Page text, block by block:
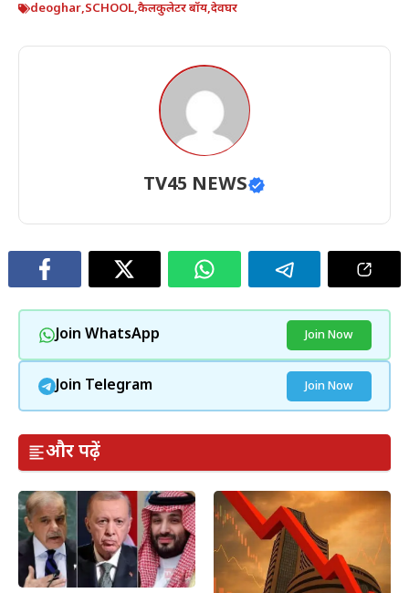
deoghar,SCHOOL,कैलकुलेटर बॉय,देवघर
TV45 NEWS
Join WhatsApp Join Now
Join Telegram Join Now
और पढ़ें